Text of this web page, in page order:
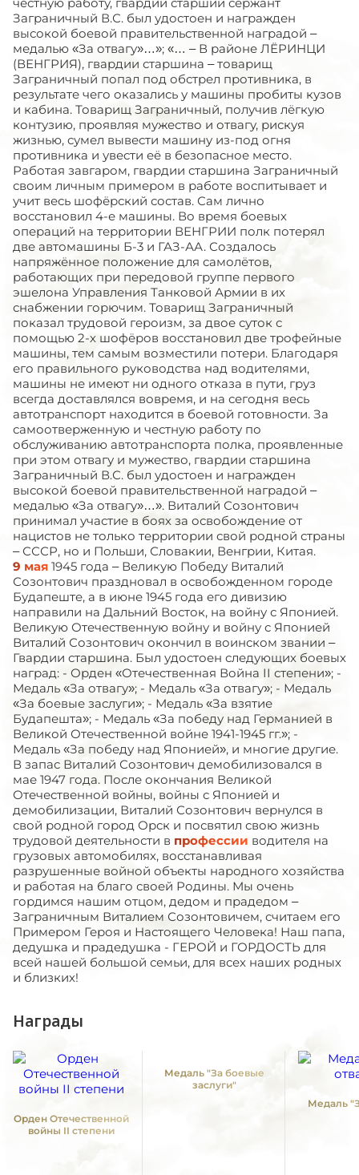
Заграничный В.С. был удостоен и награжден
высокой боевой правительственной наградой –
медалью «За отвагу»…»; «… – В районе ЛЁРИНЦИ
(ВЕНГРИЯ), гвардии старшина – товарищ
Заграничный попал под обстрел противника, в
результате чего оказались у машины пробиты кузов
и кабина. Товарищ Заграничный, получив лёгкую
контузию, проявляя мужество и отвагу, рискуя
жизнью, сумел вывести машину из-под огня
противника и увести её в безопасное место.
Работая завгаром, гвардии старшина Заграничный
своим личным примером в работе воспитывает и
учит весь шофёрский состав. Сам лично
восстановил 4-е машины. Во время боевых
операций на территории ВЕНГРИИ полк потерял
две автомашины Б-3 и ГАЗ-АА. Создалось
напряжённое положение для самолётов,
работающих при передовой группе первого
эшелона Управления Танковой Армии в их
снабжении горючим. Товарищ Заграничный
показал трудовой героизм, за двое суток с
помощью 2-х шофёров восстановил две трофейные
машины, тем самым возместили потери. Благодаря
его правильного руководства над водителями,
машины не имеют ни одного отказа в пути, груз
всегда доставлялся вовремя, и на сегодня весь
автотранспорт находится в боевой готовности. За
самоотверженную и честную работу по
обслуживанию автотранспорта полка, проявленные
при этом отвагу и мужество, гвардии старшина
Заграничный В.С. был удостоен и награжден
высокой боевой правительственной наградой –
медалью «За отвагу»…». Виталий Созонтович
принимал участие в боях за освобождение от
нацистов не только территории свой родной страны
– СССР, но и Польши, Словакии, Венгрии, Китая.
9 мая 1945 года – Великую Победу Виталий
Созонтович праздновал в освобожденном городе
Будапеште, а в июне 1945 года его дивизию
направили на Дальний Восток, на войну с Японией.
Великую Отечественную войну и войну с Японией
Виталий Созонтович окончил в воинском звании –
Гвардии старшина. Был удостоен следующих боевых
наград: - Орден «Отечественная Война II степени»; -
Медаль «За отвагу»; - Медаль «За отвагу»; - Медаль
«За боевые заслуги»; - Медаль «За взятие
Будапешта»; - Медаль «За победу над Германией в
Великой Отечественной войне 1941-1945 гг.»; -
Медаль «За победу над Японией», и многие другие.
В запас Виталий Созонтович демобилизовался в
мае 1947 года. После окончания Великой
Отечественной войны, войны с Японией и
демобилизации, Виталий Созонтович вернулся в
свой родной город Орск и посвятил свою жизнь
трудовой деятельности в профессии водителя на
грузовых автомобилях, восстанавливая
разрушенные войной объекты народного хозяйства
и работая на благо своей Родины. Мы очень
гордимся нашим отцом, дедом и прадедом –
Заграничным Виталием Созонтовичем, считаем его
Примером Героя и Настоящего Человека! Наш папа,
дедушка и прадедушка - ГЕРОЙ и ГОРДОСТЬ для
всей нашей большой семьи, для всех наших родных
и близких!
Награды
Орден Отечественной
войны II степени
Медаль "За боевые
заслуги"
Медаль